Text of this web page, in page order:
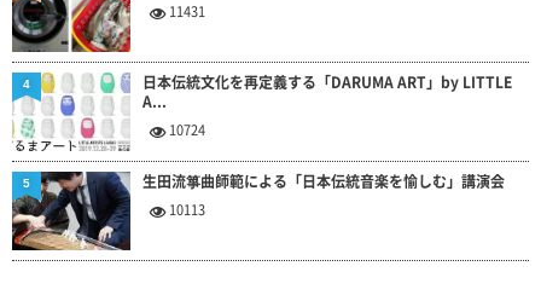
11431
日本伝統文化を再定義する「DARUMA ART」by LITTLE
A...
10724
4
生田流箏曲師範による「日本伝統音楽を愉しむ」講演会
10113
5